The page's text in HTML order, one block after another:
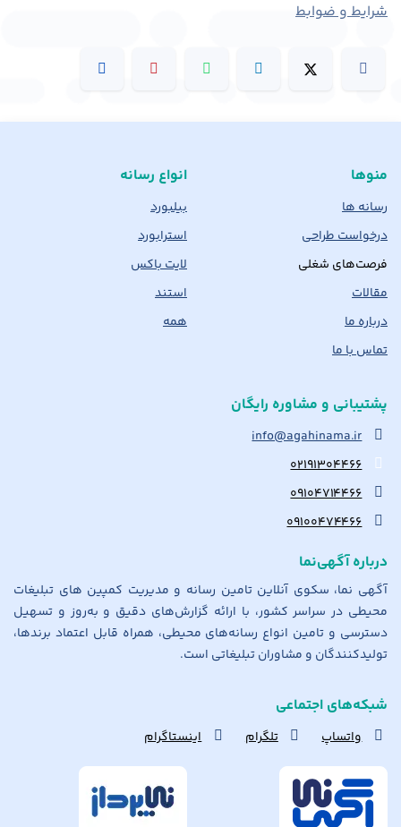
شرایط و ضوابط
منوها
رسانه ها
درخواست طراحی
فرصت‌های شغلی
مقالات
درباره ما
تماس با ما
انواع رسانه
بیلبورد
استرابورد
لایت باکس
استند
همه
پشتیبانی و مشاوره رایگان
info@agahinama.ir
۰۲۱۹۱۳۰۴۴۶۶
۰۹۱۰۴۷۱۴۴۶۶
۰۹۱۰۰۴۷۴۴۶۶
درباره آگهی‌نما
آگهی نما، سکوی آنلاین تامین رسانه و مدیریت کمپین های تبلیغات
محیطی در سراسر کشور، با ارائه گزارش‌های دقیق و به‌روز و تسهیل
دسترسی و تامین انواع رسانه‌های محیطی، همراه قابل اعتماد برندها،
تولیدکنندگان و مشاوران تبلیغاتی است.
شبکه‌های اجتماعی
واتساپ تلگرام اینستاگرام